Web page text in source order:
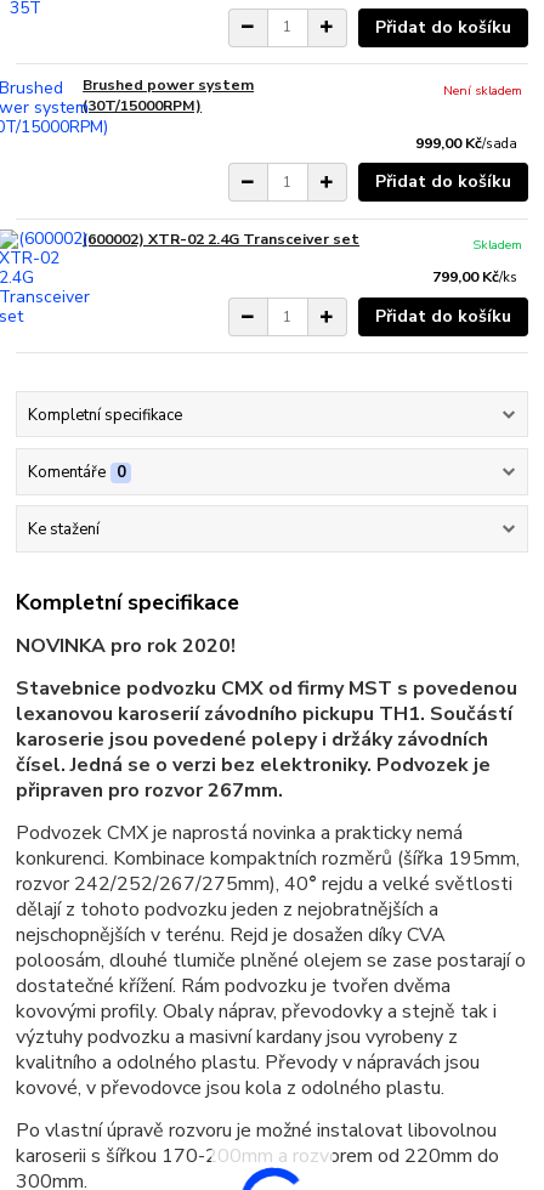
Přidat do košíku
Brushed power system
(30T/15000RPM)
999,00 Kč/sada
Není skladem
Přidat do košíku
(600002) XTR-02 2.4G Transceiver set
799,00 Kč/ks
Skladem
Přidat do košíku
Kompletní specifikace
Komentáře 0
Ke stažení
Kompletní specifikace
NOVINKA pro rok 2020!
Stavebnice podvozku CMX od firmy MST s povedenou
lexanovou karoserií závodního pickupu TH1. Součástí
karoserie jsou povedené polepy i držáky závodních
čísel. Jedná se o verzi bez elektroniky. Podvozek je
připraven pro rozvor 267mm.
Podvozek CMX je naprostá novinka a prakticky nemá
konkurenci. Kombinace kompaktních rozměrů (šířka 195mm,
rozvor 242/252/267/275mm), 40° rejdu a velké světlosti
dělají z tohoto podvozku jeden z nejobratnějších a
nejschopnějších v terénu. Rejd je dosažen díky CVA
poloosám, dlouhé tlumiče plněné olejem se zase postarají o
dostatečné křížení. Rám podvozku je tvořen dvěma
kovovými profily. Obaly náprav, převodovky a stejně tak i
výztuhy podvozku a masivní kardany jsou vyrobeny z
kvalitního a odolného plastu. Převody v nápravách jsou
kovové, v převodovce jsou kola z odolného plastu.
Po vlastní úpravě rozvoru je možné instalovat libovolnou
karoserii s šířkou 170-200mm a rozvorem od 220mm do
300mm.